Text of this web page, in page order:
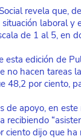
revela que,
laboral y
de 1 al 5, en
edición de
no hacen tareas
48,2 por ciento,
de apoyo, en
recibiendo
ciento dijo que